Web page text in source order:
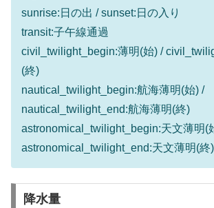
sunrise:日の出 / sunset:日の入り
transit:子午線通過
civil_twilight_begin:薄明(始) /
(終)
nautical_twilight_begin:航海薄明(始) /
nautical_twilight_end:航海薄明(終)
astronomical_twilight_begin:天文薄明(
astronomical_twilight_end:天文薄明(終)
降水量